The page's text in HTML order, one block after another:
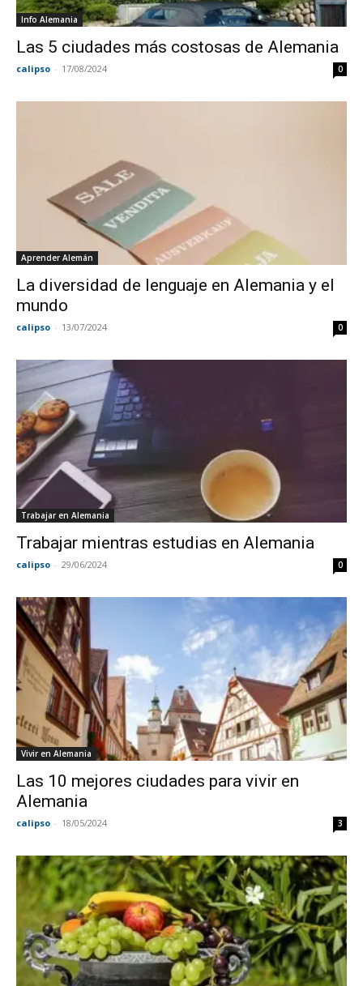
Info Alemania
Las 5 ciudades más costosas de Alemania
calipso - 17/08/2024 0
Aprender Alemán
La diversidad de lenguaje en Alemania y el
mundo
calipso - 13/07/2024 0
Trabajar en Alemania
Trabajar mientras estudias en Alemania
calipso - 29/06/2024 0
Vivir en Alemania
Las 10 mejores ciudades para vivir en
Alemania
calipso - 18/05/2024 3